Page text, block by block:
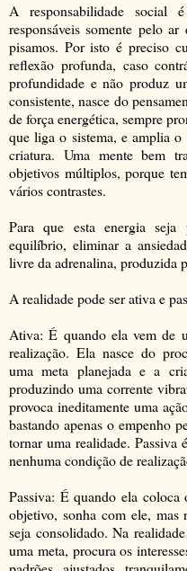
A responsabilidade social
responsáveis somente pelo
pisamos. Por isto é preciso
reflexão profunda, caso
profundidade e não produz
consistente, nasce do
de força energética, sempre
que liga o sistema, e amplia
criatura. Uma mente bem
objetivos múltiplos, porque
vários contrastes.
Para que esta energia seja
equilíbrio, eliminar a
livre da adrenalina, produzida
A realidade pode ser ativa e
Ativa: É quando ela vem de
realização. Ela nasce do
uma meta planejada e a
produzindo uma corrente
provoca ineditamente uma
bastando apenas o empenho
tornar uma realidade. Passiva
nenhuma condição de
Passiva: É quando ela coloca
objetivo, sonha com ele, mas
seja consolidado. Na
uma meta, procura os